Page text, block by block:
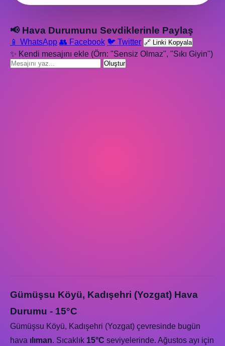
📢 Hava Durumunu Sevdiklerinle Paylaş
📱 WhatsApp 👥 Facebook 🐦 Twitter 🔗 Linki Kopyala
✨ Kendi mesajını ekle (Örn: "Sensiz Olmaz", "Sıkı Giyin")
Oluştur
Gümüşsu Köyü, Kadışehri (Yozgat) Hava
Durumu - 15°C
Gümüşsu Köyü, Kadışehri (Yozgat) çevresinde bugün
hava ılıman. Sıcaklık 15°C seviyelerinde. Ağustos ayı için